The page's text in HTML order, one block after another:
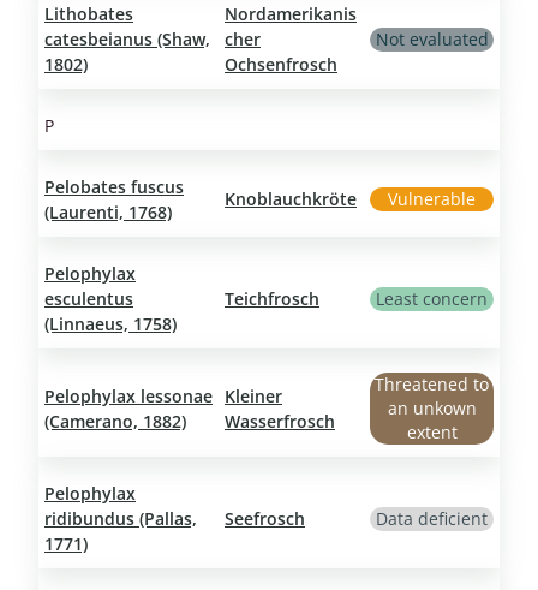
Lithobates
catesbeianus (Shaw,
1802)
Nordamerikanis
cher
Ochsenfrosch
Not evaluated
P
Pelobates fuscus
(Laurenti, 1768)
Knoblauchkröte Vulnerable
Pelophylax
esculentus
(Linnaeus, 1758)
Teichfrosch Least concern
Pelophylax lessonae
(Camerano, 1882)
Kleiner
Wasserfrosch
Threatened to
an unkown
extent
Pelophylax
ridibundus (Pallas,
1771)
Seefrosch Data deficient